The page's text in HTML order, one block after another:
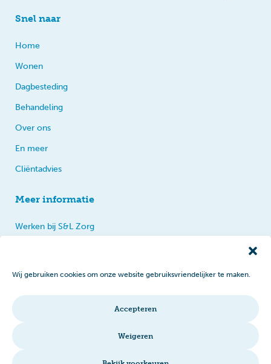
Wij gebruiken cookies om onze website gebruiksvriendelijker te maken.
Accepteren
Weigeren
Snel naar
Home
Wonen
Dagbesteding
Behandeling
Over ons
En meer
Cliëntadvies
Meer informatie
Werken bij S&L Zorg
Intranet